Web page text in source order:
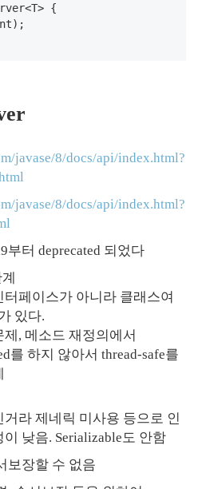
{
javase/8/docs/api/index.html?
javase/8/docs/api/index.html?
터 deprecated 되었다
터페이스가 아니라 클래스여
있다.
제, 메소드 재정의에서
를 하지 않아서 thread-safe를
라 제네릭 미사용 등으로 인
낮음. Serializable도 안함
보장할 수 없음